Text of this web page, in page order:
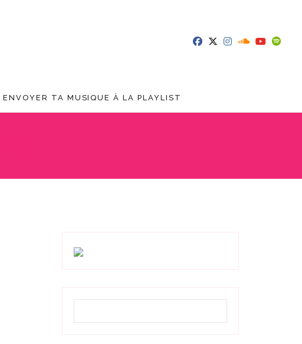
ENVOYER TA MUSIQUE À LA PLAYLIST